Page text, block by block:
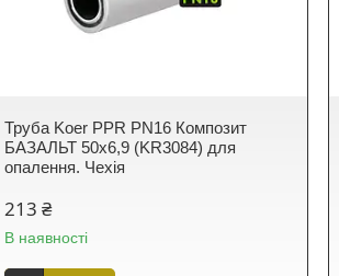
Труба Koer PPR PN16 Композит
БАЗАЛЬТ 50х6,9 (KR3084) для
опалення. Чехія
213 ₴
В наявності